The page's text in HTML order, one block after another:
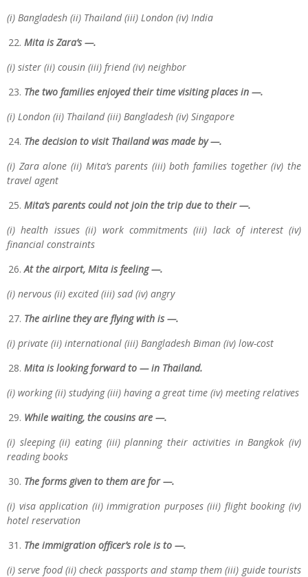
(i) Bangladesh (ii) Thailand (iii) London (iv) India
Mita is Zara’s —.
(i) sister (ii) cousin (iii) friend (iv) neighbor
The two families enjoyed their time visiting places in —.
(i) London (ii) Thailand (iii) Bangladesh (iv) Singapore
The decision to visit Thailand was made by —.
(i) Zara alone (ii) Mita’s parents (iii) both families together (iv) the
travel agent
Mita’s parents could not join the trip due to their —.
(i) health issues (ii) work commitments (iii) lack of interest (iv)
financial constraints
At the airport, Mita is feeling —.
(i) nervous (ii) excited (iii) sad (iv) angry
The airline they are flying with is —.
(i) private (ii) international (iii) Bangladesh Biman (iv) low-cost
Mita is looking forward to — in Thailand.
(i) working (ii) studying (iii) having a great time (iv) meeting relatives
While waiting, the cousins are —.
(i) sleeping (ii) eating (iii) planning their activities in Bangkok (iv)
reading books
The forms given to them are for —.
(i) visa application (ii) immigration purposes (iii) flight booking (iv)
hotel reservation
The immigration officer’s role is to —.
(i) serve food (ii) check passports and stamp them (iii) guide tourists